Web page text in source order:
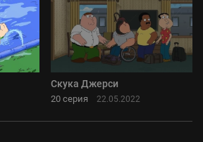
Скука Джерси
20 серия 22.05.2022